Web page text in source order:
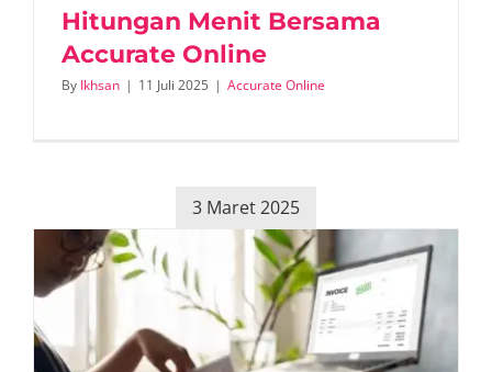
Hitungan Menit Bersama
Accurate Online
By Ikhsan | 11 Juli 2025 | Accurate Online
3 Maret 2025